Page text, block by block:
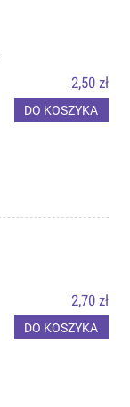
2,50 zł
DO KOSZYKA
2,70 zł
DO KOSZYKA